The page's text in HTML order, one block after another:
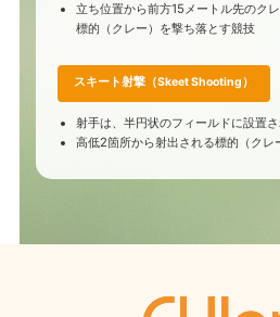
立ち位置から前方15メートル先のク
標的（クレー）を撃ち落とす競技
スキート射撃（Skeet Shooting）
射手は、半円状のフィールドに設置
高低2箇所から射出される標的（クレ